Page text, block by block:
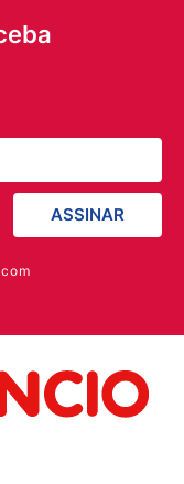
ASSINAR